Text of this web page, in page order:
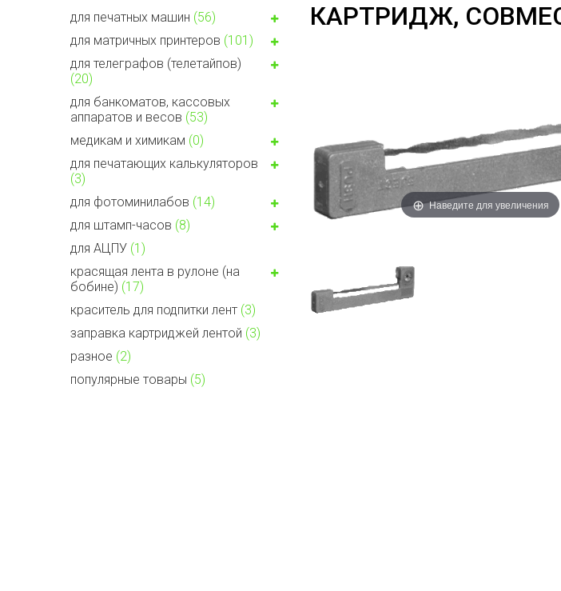
для печатных машин (56)
для матричных принтеров (101)
для телеграфов (телетайпов)
(20)
для банкоматов, кассовых
аппаратов и весов (53)
медикам и химикам (0)
для печатающих калькуляторов
(3)
для фотоминилабов (14)
для штамп-часов (8)
для АЦПУ (1)
красящая лента в рулоне (на
бобине) (17)
краситель для подпитки лент (3)
заправка картриджей лентой (3)
разное (2)
популярные товары (5)
КАРТРИДЖ,
Наведите для увеличения